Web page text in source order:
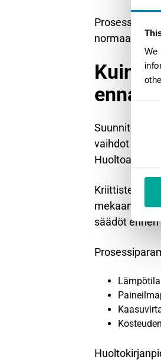
We
Suunniteltu
vaihdot
Kriittisten
mekaanisten
säädöt